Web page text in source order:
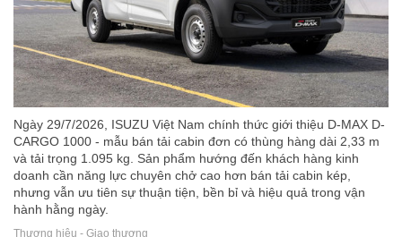
Ngày 29/7/2026, ISUZU Việt Nam chính thức giới thiệu D-MAX D-
CARGO 1000 - mẫu bán tải cabin đơn có thùng hàng dài 2,33 m
và tải trọng 1.095 kg. Sản phẩm hướng đến khách hàng kinh
doanh cần năng lực chuyên chở cao hơn bán tải cabin kép,
nhưng vẫn ưu tiên sự thuận tiện, bền bỉ và hiệu quả trong vận
hành hằng ngày.
Thương hiệu - Giao thương